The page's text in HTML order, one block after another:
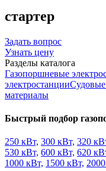
стартер
Задать вопрос
Узнать цену
Разделы каталога
Газопоршневые
электростанции
материалы
Быстрый подбор
250 кВт, 300 кВт, 320
530 кВт, 600 кВт, 620
1000 кВт, 1500 кВт,